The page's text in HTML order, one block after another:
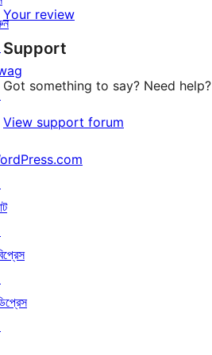
রিভিউ
স্টার
রিভিউ
Your review
Support
Got something to say? Need help?
View support forum